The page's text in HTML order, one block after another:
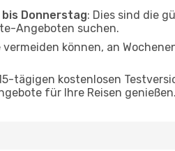
Donnerstag: Dies sind die
Angeboten suchen.
vermeiden können, an
tägigen kostenlosen
für Ihre Reisen genießen.